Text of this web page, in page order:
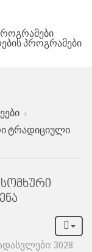
პროგრამები
ტრადიციული
3028